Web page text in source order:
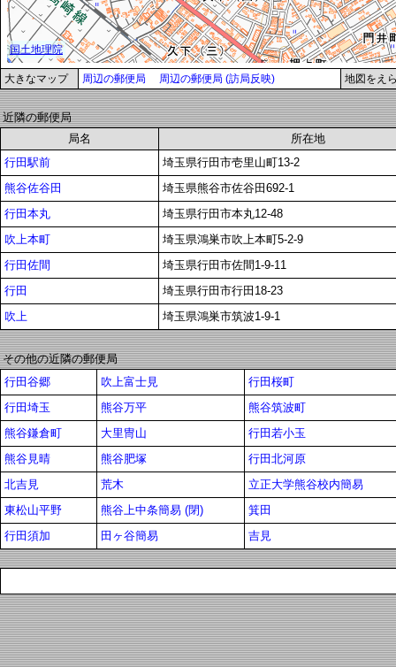
大きなマップ 周辺の郵便局 周辺の郵便局 (訪局反映) 地図をえ
近隣の郵便局
局名
所在地
行田駅前
埼玉県行田市壱里山町13-2
熊谷佐谷田
埼玉県熊谷市佐谷田692-1
行田本丸
埼玉県行田市本丸12-48
吹上本町
埼玉県鴻巣市吹上本町5-2-9
行田佐間
埼玉県行田市佐間1-9-11
行田
埼玉県行田市行田18-23
吹上
埼玉県鴻巣市筑波1-9-1
その他の近隣の郵便局
行田谷郷
吹上富士見
行田桜町
行田埼玉
熊谷万平
熊谷筑波町
熊谷鎌倉町
大里冑山
行田若小玉
熊谷見晴
熊谷肥塚
行田北河原
北吉見
荒木
立正大学熊谷校内簡易
東松山平野
熊谷上中条簡易 (閉)
箕田
行田須加
田ヶ谷簡易 吉見